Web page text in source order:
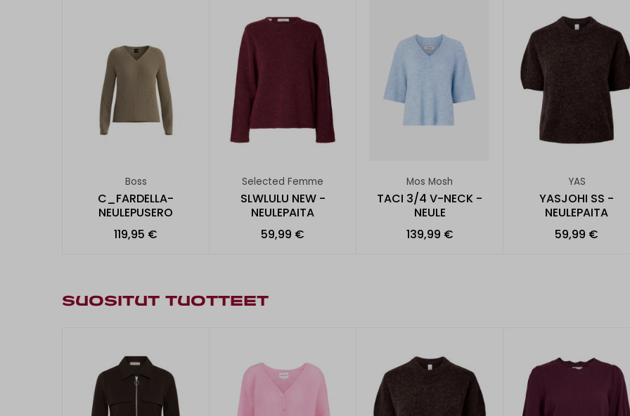
Boss
C_FARDELLA-
NEULEPUSERO
119,95 €
Selected Femme
SLWLULU NEW -
NEULEPAITA
59,99 €
Mos Mosh
TACI 3/4 V-NECK -
NEULE
139,99 €
YAS
YASJOHI SS -
NEULEPAITA
59,99 €
SUOSITUT TUOTTEET